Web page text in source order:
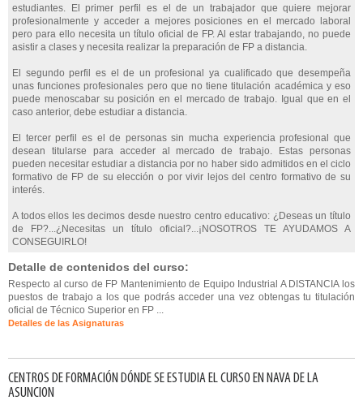
estudiantes. El primer perfil es el de un trabajador que quiere mejorar
profesionalmente y acceder a mejores posiciones en el mercado laboral
pero para ello necesita un título oficial de FP. Al estar trabajando, no puede
asistir a clases y necesita realizar la preparación de FP a distancia.
El segundo perfil es el de un profesional ya cualificado que desempeña
unas funciones profesionales pero que no tiene titulación académica y eso
puede menoscabar su posición en el mercado de trabajo. Igual que en el
caso anterior, debe estudiar a distancia.
El tercer perfil es el de personas sin mucha experiencia profesional que
desean titularse para acceder al mercado de trabajo. Estas personas
pueden necesitar estudiar a distancia por no haber sido admitidos en el ciclo
formativo de FP de su elección o por vivir lejos del centro formativo de su
interés.
A todos ellos les decimos desde nuestro centro educativo: ¿Deseas un título
de FP?...¿Necesitas un título oficial?...¡NOSOTROS TE AYUDAMOS A
CONSEGUIRLO!
Detalle de contenidos del curso:
Respecto al curso de FP Mantenimiento de Equipo Industrial A DISTANCIA los
puestos de trabajo a los que podrás acceder una vez obtengas tu titulación
oficial de Técnico Superior en FP ...
Detalles de las Asignaturas
CENTROS DE FORMACIÓN DÓNDE SE ESTUDIA EL CURSO EN NAVA DE LA
ASUNCION